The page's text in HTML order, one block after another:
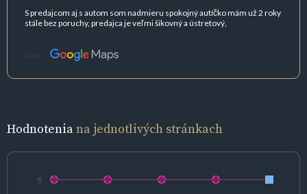
S predajcom aj s autom som nadmieru spokojný autíčko mám už 2 roky
stále bez poruchy, predajca je veľmi šikovný a ústretový,
Zdroj:
Hodnoteniana jednotlivých stránkach
5